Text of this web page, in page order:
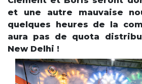
et une autre mauvaise
quelques heures de la
aura pas de quota
New Delhi !